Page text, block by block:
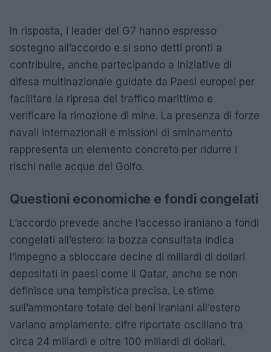
In risposta, i leader del G7 hanno espresso
sostegno all’accordo e si sono detti pronti a
contribuire, anche partecipando a iniziative di
difesa multinazionale guidate da Paesi europei per
facilitare la ripresa del traffico marittimo e
verificare la rimozione di mine. La presenza di forze
navali internazionali e missioni di sminamento
rappresenta un elemento concreto per ridurre i
rischi nelle acque del Golfo.
Questioni economiche e fondi congelati
L’accordo prevede anche l’accesso iraniano a fondi
congelati all’estero: la bozza consultata indica
l’impegno a sbloccare decine di miliardi di dollari
depositati in paesi come il Qatar, anche se non
definisce una tempistica precisa. Le stime
sull’ammontare totale dei beni iraniani all’estero
variano ampiamente: cifre riportate oscillano tra
circa 24 miliardi e oltre 100 miliardi di dollari.